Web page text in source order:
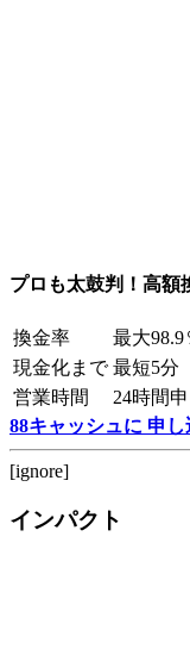
プロも太鼓判！高額
換金率
最大98.9
現金化まで 最短5分
営業時間
24時間
88キャッシュに 申し
[ignore]
インパクト